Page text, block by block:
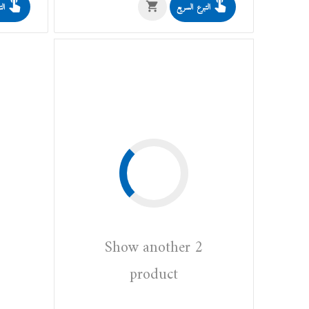
التبرع السريع
Show another 2
product